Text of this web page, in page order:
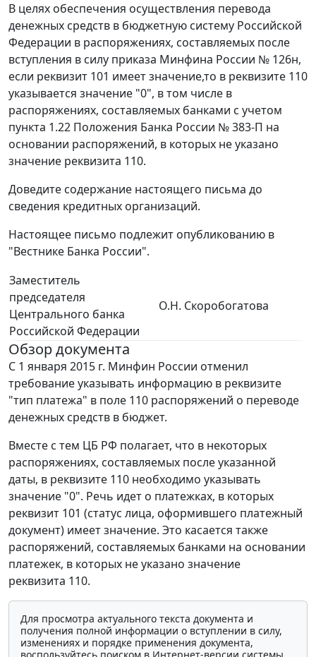
В целях обеспечения осуществления перевода
денежных средств в бюджетную систему Российской
Федерации в распоряжениях, составляемых после
вступления в силу приказа Минфина России № 126н,
если реквизит 101 имеет значение,то в реквизите 110
указывается значение "0", в том числе в
распоряжениях, составляемых банками с учетом
пункта 1.22 Положения Банка России № 383-П на
основании распоряжений, в которых не указано
значение реквизита 110.
Доведите содержание настоящего письма до
сведения кредитных организаций.
Настоящее письмо подлежит опубликованию в
"Вестнике Банка России".
Заместитель
председателя
Центрального банка
Российской Федерации
О.Н. Скоробогатова
Обзор документа
С 1 января 2015 г. Минфин России отменил
требование указывать информацию в реквизите
"тип платежа" в поле 110 распоряжений о переводе
денежных средств в бюджет.
Вместе с тем ЦБ РФ полагает, что в некоторых
распоряжениях, составляемых после указанной
даты, в реквизите 110 необходимо указывать
значение "0". Речь идет о платежках, в которых
реквизит 101 (статус лица, оформившего платежный
документ) имеет значение. Это касается также
распоряжений, составляемых банками на основании
платежек, в которых не указано значение
реквизита 110.
Для просмотра актуального текста документа и
получения полной информации о вступлении в силу,
изменениях и порядке применения документа,